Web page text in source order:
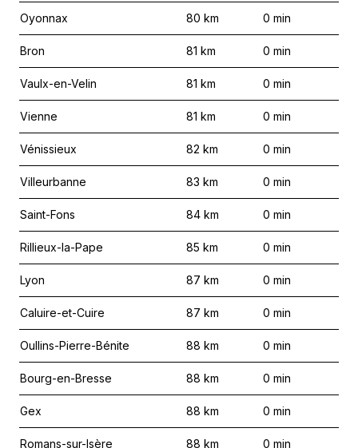
Oyonnax 80 km 0 min
Bron 81 km 0 min
Vaulx-en-Velin 81 km 0 min
Vienne 81 km 0 min
Vénissieux 82 km 0 min
Villeurbanne 83 km 0 min
Saint-Fons 84 km 0 min
Rillieux-la-Pape 85 km 0 min
Lyon 87 km 0 min
Caluire-et-Cuire 87 km 0 min
Oullins-Pierre-Bénite 88 km 0 min
Bourg-en-Bresse 88 km 0 min
Gex 88 km 0 min
Romans-sur-Isère 88 km 0 min